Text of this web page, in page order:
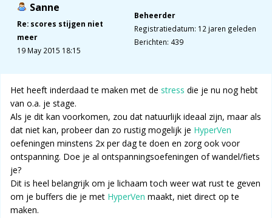
Sanne
Re: scores stijgen niet
meer
19 May 2015 18:15
Beheerder
Registratiedatum: 12 jaren geleden
Berichten: 439
Het heeft inderdaad te maken met de stress die je nu nog hebt
van o.a. je stage.
Als je dit kan voorkomen, zou dat natuurlijk ideaal zijn, maar als
dat niet kan, probeer dan zo rustig mogelijk je HyperVen
oefeningen minstens 2x per dag te doen en zorg ook voor
ontspanning. Doe je al ontspanningsoefeningen of wandel/fiets
je?
Dit is heel belangrijk om je lichaam toch weer wat rust te geven
om je buffers die je met HyperVen maakt, niet direct op te
maken.